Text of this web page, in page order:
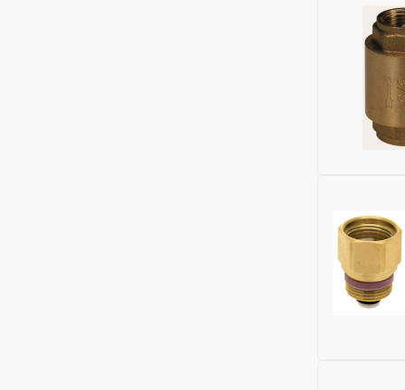
Высота
ДУ
FAR
Диаметр,
Модель:
Материал:
Ширина
ДУ
Глубина
Область
Диаметр,